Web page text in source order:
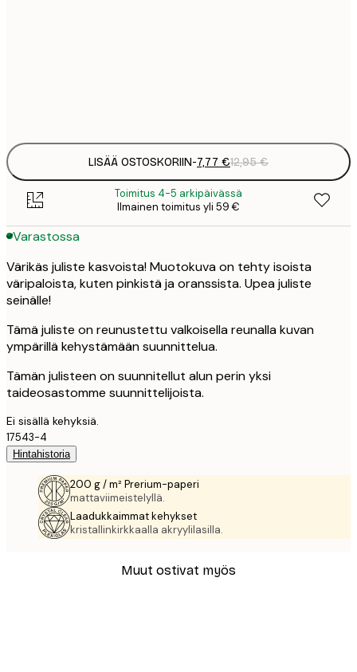
LISÄÄ OSTOSKORIIN-7,77 €12,95 €
Toimitus 4-5 arkipäivässä
Ilmainen toimitus yli 59 €
Varastossa
Värikäs juliste kasvoista! Muotokuva on tehty isoista
väripaloista, kuten pinkistä ja oranssista. Upea juliste
seinälle!
Tämä juliste on reunustettu valkoisella reunalla kuvan
ympärillä kehystämään suunnittelua.
Tämän julisteen on suunnitellut alun perin yksi
taideosastomme suunnittelijoista.
Ei sisällä kehyksiä.
17543-4
Hintahistoria
200 g / m² Prerium-paperi
mattaviimeistelyllä.
Laadukkaimmat kehykset
kristallinkirkkaalla akryylilasilla.
Muut ostivat myös